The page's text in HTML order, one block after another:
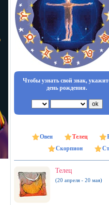
Чтобы узнать свой знак,
день рождения.
Овен Телец
Скорпион
Телец
(20 апреля - 20 мая)